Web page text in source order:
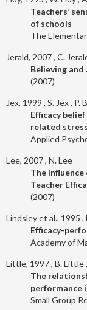
Teachers’
of schools
The
Jerald, 2007 C.
Believing and
2007
Jex, 1999 S. Jex P.
Efficacy
related
Applied
Lee, 2007 N. Lee
The
Teacher
2007
Lindsley et al., 1995
Efficacy-
Academy of
Little, 1997 B. Little
The
performance
Small Group